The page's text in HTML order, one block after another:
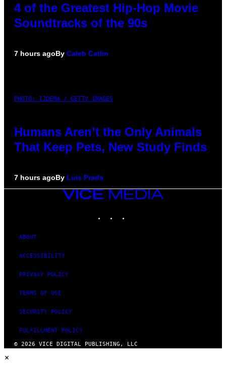
4 of the Greatest Hip-Hop Movie
Soundtracks of the 90s
7 hours agoBy Caleb Catlin
PHOTO: IJDEMA / GETTY IMAGES
Humans Aren’t the Only Animals
That Keep Pets, New Study Finds
7 hours agoBy Luis Prada
VICE
MEDIA
ABOUT
ACCESSIBILITY
PRIVACY POLICY
TERMS OF USE
SECURITY POLICY
FULFILLMENT POLICY
© 2026 VICE DIGITAL PUBLISHING, LLC
×